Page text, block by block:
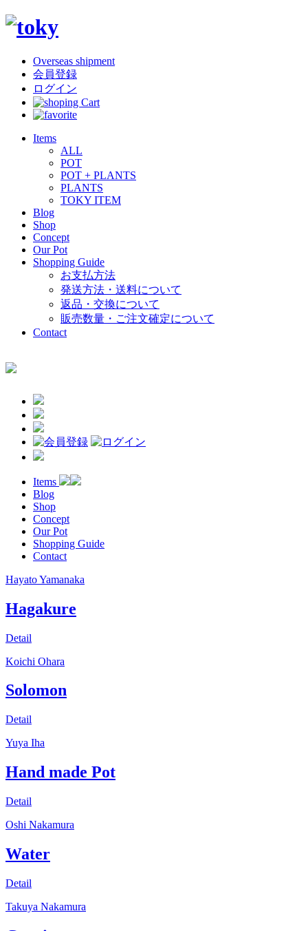
Overseas shipment
会員登録
ログイン
Items
ALL
POT
POT + PLANTS
PLANTS
TOKY ITEM
Blog
Shop
Concept
Our Pot
Shopping Guide
お支払方法
発送方法・送料について
返品・交換について
販売数量・ご注文確定について
Contact
Items
Blog
Shop
Concept
Our Pot
Shopping Guide
Contact
Hayato Yamanaka
Hagakure
Detail
Koichi Ohara
Solomon
Detail
Yuya Iha
Hand made Pot
Detail
Oshi Nakamura
Water
Detail
Takuya Nakamura